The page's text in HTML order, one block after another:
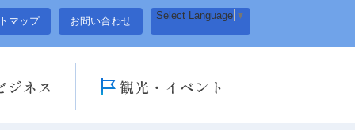
マップ お問い合わせ Select Language ▼
ジネス 観光・イベント